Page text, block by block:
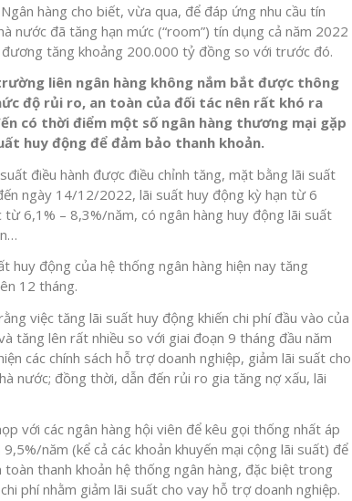
hàng cho biết, vừa qua, để đáp ứng nhu cầu tín
nước đã tăng hạn mức (“room”) tín dụng cả năm 2022
tăng khoảng 200.000 tỷ đồng so với trước đó.
liên ngân hàng không nắm bắt được thông
độ rủi ro, an toàn của đối tác nên rất khó ra
có thời điểm một số ngân hàng thương mại gặp
huy động để đảm bảo thanh khoản.
điều hành được điều chỉnh tăng, mặt bằng lãi suất
ngày 14/12/2022, lãi suất huy động kỳ hạn từ 6
6,1% – 8,3%/năm, có ngân hàng huy động lãi suất
huy động của hệ thống ngân hàng hiện nay tăng
12 tháng.
việc tăng lãi suất huy động khiến chi phí đầu vào của
tăng lên rất nhiều so với giai đoạn 9 tháng đầu năm
các chính sách hỗ trợ doanh nghiệp, giảm lãi suất cho
nước; đồng thời, dẫn đến rủi ro gia tăng nợ xấu, lãi
với các ngân hàng hội viên để kêu gọi thống nhất áp
năm (kể cả các khoản khuyến mại cộng lãi suất) để
thanh khoản hệ thống ngân hàng, đặc biệt trong
phí nhằm giảm lãi suất cho vay hỗ trợ doanh nghiệp.